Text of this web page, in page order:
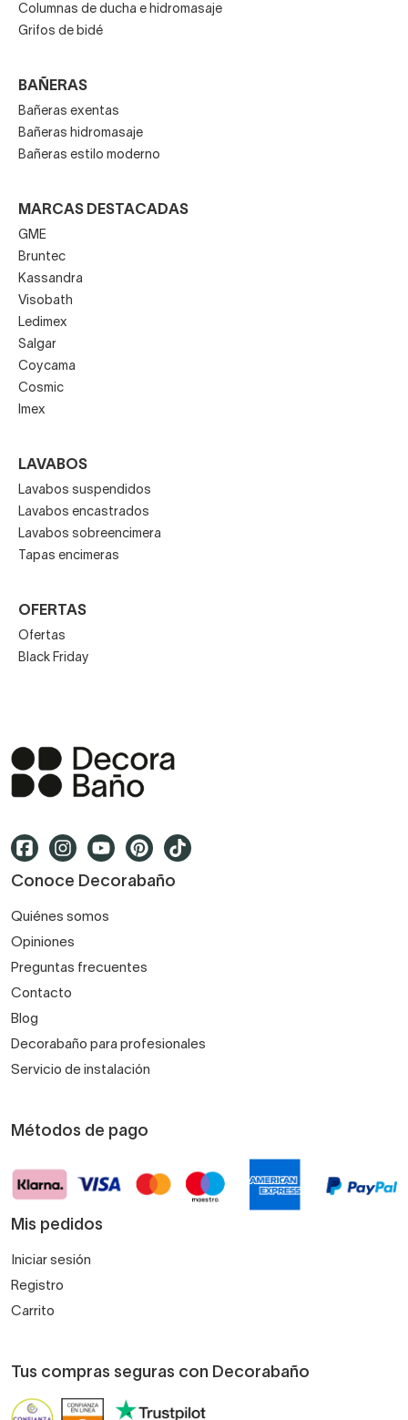
Columnas de ducha e hidromasaje
Grifos de bidé
BAÑERAS
Bañeras exentas
Bañeras hidromasaje
Bañeras estilo moderno
MARCAS DESTACADAS
GME
Bruntec
Kassandra
Visobath
Ledimex
Salgar
Coycama
Cosmic
Imex
LAVABOS
Lavabos suspendidos
Lavabos encastrados
Lavabos sobreencimera
Tapas encimeras
OFERTAS
Ofertas
Black Friday
Conoce Decorabaño
Quiénes somos
Opiniones
Preguntas frecuentes
Contacto
Blog
Decorabaño para profesionales
Servicio de instalación
Métodos de pago
Mis pedidos
Iniciar sesión
Registro
Carrito
Tus compras seguras con Decorabaño